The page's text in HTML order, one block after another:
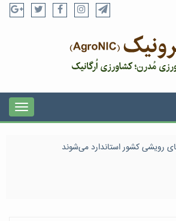
رویشی کشور استاندارد می‌شوند